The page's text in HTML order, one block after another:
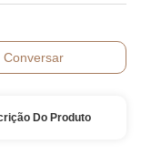
Conversar
Do Produto